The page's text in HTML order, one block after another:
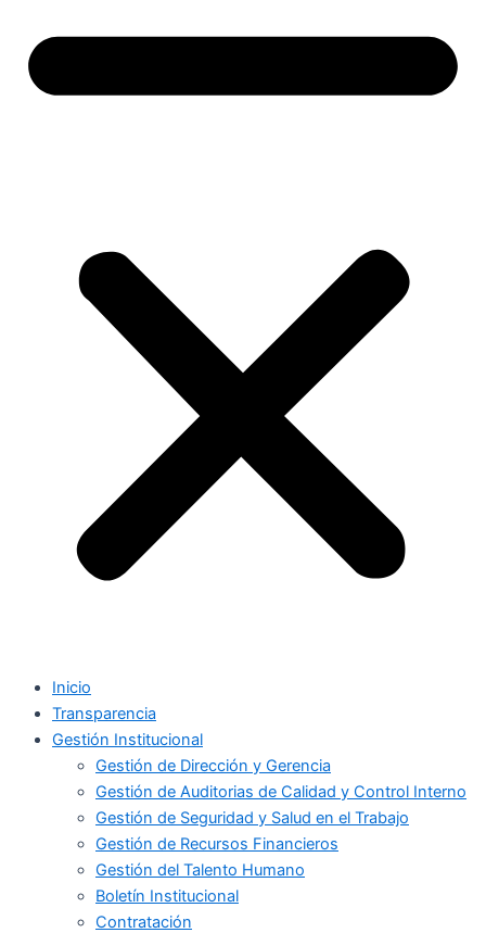
Inicio
Transparencia
Gestión Institucional
Gestión de Dirección y Gerencia
Gestión de Auditorias de Calidad y Control Interno
Gestión de Seguridad y Salud en el Trabajo
Gestión de Recursos Financieros
Gestión del Talento Humano
Boletín Institucional
Contratación